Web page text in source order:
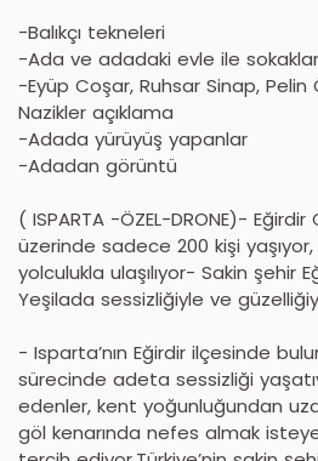
-Balıkçı tekneleri
-Ada ve adadaki evle ile
-Eyüp Coşar, Ruhsar Sinap, Pelin
Nazikler açıklama
-Adada yürüyüş yapanlar
-Adadan görüntü
( ISPARTA -ÖZEL-DRONE)-
üzerinde sadece 200 kişi
yolculukla ulaşılıyor- Sakin şehir
Yeşilada sessizliğiyle ve
- Isparta’nın Eğirdir ilçesinde
sürecinde adeta sessizliği
edenler, kent yoğunluğundan
göl kenarında nefes almak